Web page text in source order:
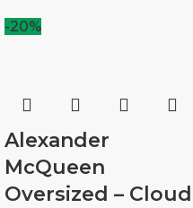
-20%
Alexander
McQueen
Oversized – Cloud